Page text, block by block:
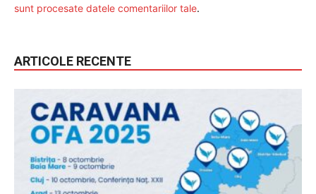
sunt procesate datele comentariilor tale.
ARTICOLE RECENTE